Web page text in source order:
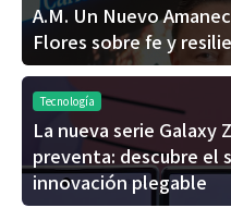
A.M. Un Nuevo
Flores sobre fe y
Tecnología
La nueva serie Galaxy
preventa: descubre el
innovación plegable